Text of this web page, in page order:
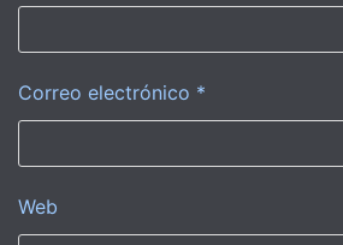
Correo electrónico *
Web